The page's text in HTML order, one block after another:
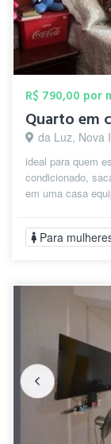
R$ 790,00 por
Quarto em
da Luz, Nova
ideal para quem
condicionado,
em uma casa
Para